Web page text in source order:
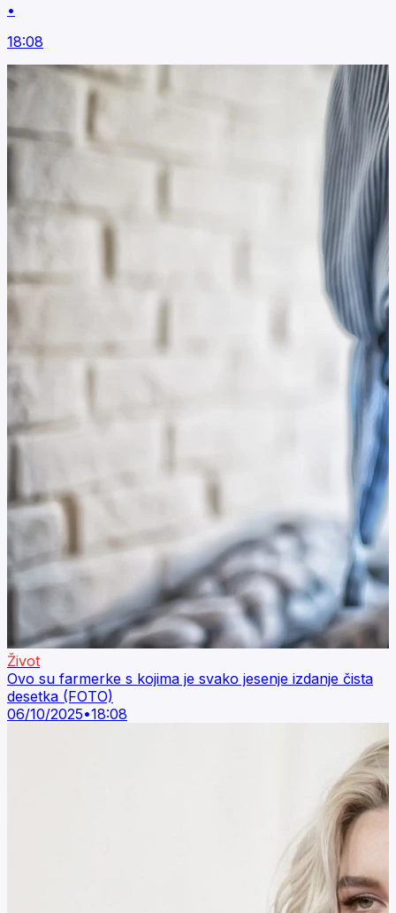
•
18:08
Život
Ovo su farmerke s kojima je svako jesenje izdanje čista
desetka (FOTO)
06/10/2025•18:08